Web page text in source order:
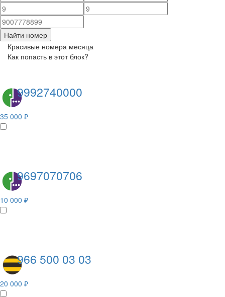
Найти номер
Красивые номера месяца
Как попасть в этот блок?
9992740000
35 000 ₽
9697070706
10 000 ₽
966 500 03 03
20 000 ₽